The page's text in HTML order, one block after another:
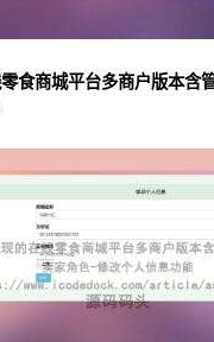
食商城平台多商户版本含